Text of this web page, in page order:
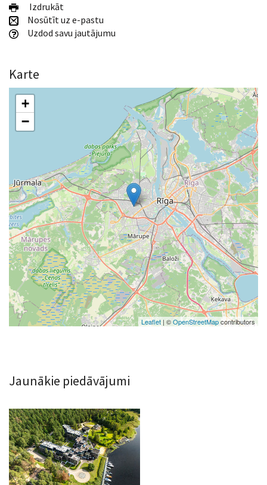
Izdrukāt
Nosūtīt uz e-pastu
Uzdod savu jautājumu
Karte
+
−
Leaflet | ©OpenStreetMapcontributors
Jaunākie piedāvājumi